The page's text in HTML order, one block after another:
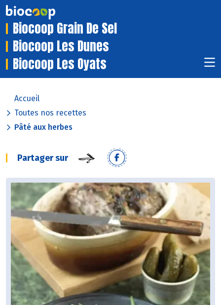
Biocoop Grain De Sel
Biocoop Les Dunes
Biocoop Les Oyats
Accueil
Toutes nos recettes
Pâté aux herbes
Partager sur